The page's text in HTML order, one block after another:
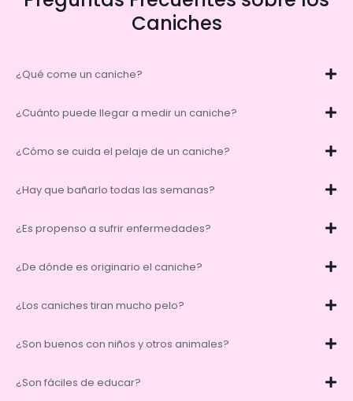
Caniches
¿Qué come un caniche?
¿Cuánto puede llegar a medir un caniche?
¿Cómo se cuida el pelaje de un caniche?
¿Hay que bañarlo todas las semanas?
¿Es propenso a sufrir enfermedades?
¿De dónde es originario el caniche?
¿Los caniches tiran mucho pelo?
¿Son buenos con niños y otros animales?
¿Son fáciles de educar?